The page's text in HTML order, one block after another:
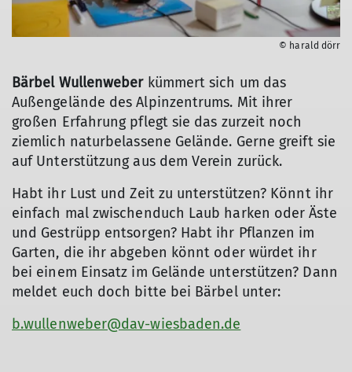
© harald dörr
Bärbel Wullenweberkümmert sich um das
Außengelände des Alpinzentrums. Mit ihrer
großen Erfahrung pflegt sie das zurzeit noch
ziemlich naturbelassene Gelände. Gerne greift sie
auf Unterstützung aus dem Verein zurück.
Habt ihr Lust und Zeit zu unterstützen? Könnt ihr
einfach mal zwischenduch Laub harken oder Äste
und Gestrüpp entsorgen? Habt ihr Pflanzen im
Garten, die ihr abgeben könnt oder würdet ihr
bei einem Einsatz im Gelände unterstützen? Dann
meldet euch doch bitte bei Bärbel unter:
b.wullenweber@dav-wiesbaden.de